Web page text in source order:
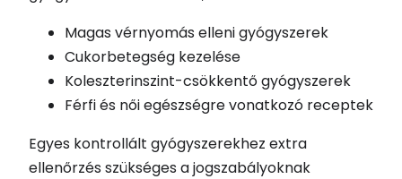
Magas vérnyomás elleni gyógyszerek
Cukorbetegség kezelése
Koleszterinszint-csökkentő gyógyszerek
Férfi és női egészségre vonatkozó receptek
Egyes kontrollált gyógyszerekhez extra
ellenőrzés szükséges a jogszabályoknak